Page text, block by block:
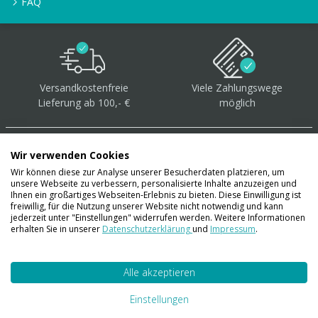
Versandkostenfreie
Lieferung ab 100,- €
Viele Zahlungswege
möglich
Über 40.000 Artikel auf
Lager
Wir verwenden Cookies
Wir können diese zur Analyse unserer Besucherdaten platzieren, um
unsere Webseite zu verbessern, personalisierte Inhalte anzuzeigen und
Ihnen ein großartiges Webseiten-Erlebnis zu bieten. Diese Einwilligung ist
freiwillig, für die Nutzung unserer Website nicht notwendig und kann
jederzeit unter "Einstellungen" widerrufen werden. Weitere Informationen
erhalten Sie in unserer Datenschutzerklärungund Impressum.
Alle akzeptieren
Einstellungen